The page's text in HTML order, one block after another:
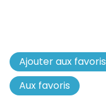
Ajouter aux favoris
Aux favoris